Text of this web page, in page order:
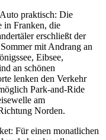
praktisch: Die
in Franken, die
erschließt der
mit Andrang an
Eibsee,
an schönen
lenken den Verkehr
Park-and-Ride
am
Norden.
Für einen monatlichen